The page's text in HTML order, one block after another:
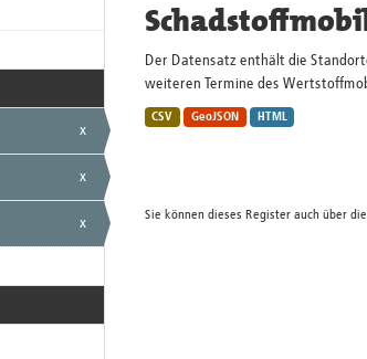
x
x
x
Der Datensatz enthält die
weiteren Termine des
CSV GeoJSON HTML
Sie können dieses Register auch über die